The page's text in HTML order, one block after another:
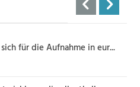
für die Aufnahme in eur...